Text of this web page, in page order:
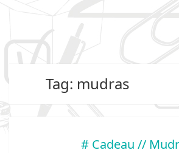
Tag: mudras
# Cadeau //